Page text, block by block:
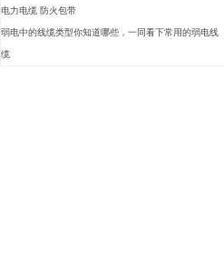
电力电缆 防火包带
弱电中的线缆类型你知道哪些，一同看下常用的弱电线
缆